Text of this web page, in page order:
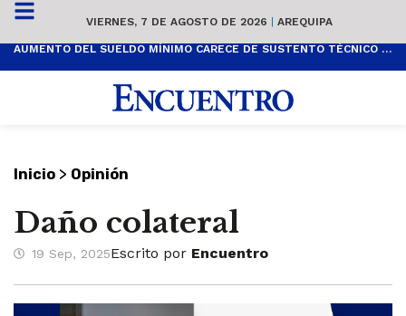
VIERNES, 7 DE AGOSTO DE 2026 | AREQUIPA
AUMENTO DEL SUELDO MÍNIMO CARECE DE SUSTENTO TÉCNICO Y ES POPULISTA
Inicio > Opinión
Daño colateral
19 Sep, 2025Escrito por Encuentro